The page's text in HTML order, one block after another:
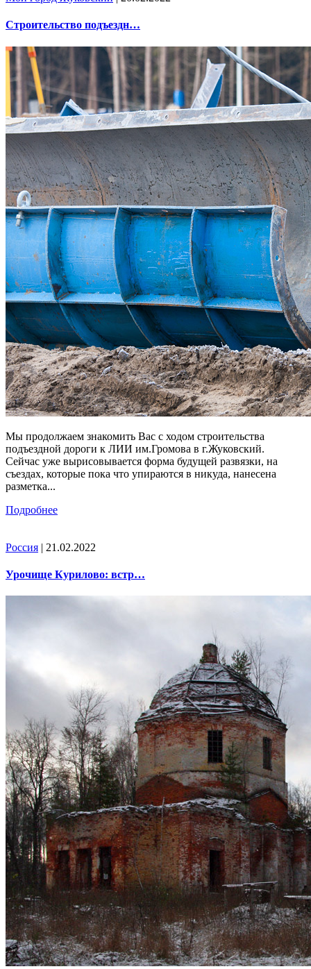
Строительство подъездн…
Мы продолжаем знакомить Вас с ходом строительства
подъездной дороги к ЛИИ им.Громова в г.Жуковский.
Сейчас уже вырисовывается форма будущей развязки, на
съездах, которые пока что упираются в никуда, нанесена
разметка...
Подробнее
Россия | 21.02.2022
Урочище Курилово: встр…